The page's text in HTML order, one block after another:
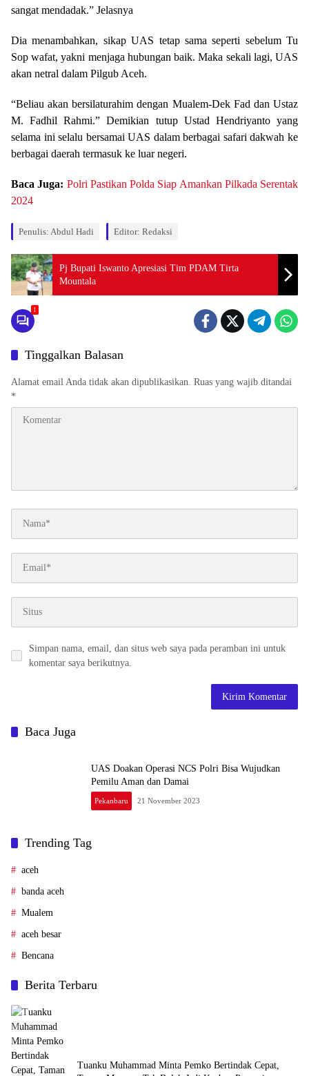
sangat mendadak.” Jelasnya
Dia menambahkan, sikap UAS tetap sama seperti sebelum Tu
Sop wafat, yakni menjaga hubungan baik. Maka sekali lagi, UAS
akan netral dalam Pilgub Aceh.
“Beliau akan bersilaturahim dengan Mualem-Dek Fad dan Ustaz
M. Fadhil Rahmi.” Demikian tutup Ustad Hendriyanto yang
selama ini selalu bersamai UAS dalam berbagai safari dakwah ke
berbagai daerah termasuk ke luar negeri.
Baca Juga: Polri Pastikan Polda Siap Amankan Pilkada Serentak
2024
Penulis: Abdul Hadi Editor: Redaksi
Pj Bupati Iswanto Apresiasi Tim PDAM Tirta
Mountala
1
Tinggalkan Balasan
Alamat email Anda tidak akan dipublikasikan. Ruas yang wajib ditandai
*
Simpan nama, email, dan situs web saya pada peramban ini untuk
komentar saya berikutnya.
Baca Juga
UAS Doakan Operasi NCS Polri Bisa Wujudkan
Pemilu Aman dan Damai
Pekanbaru 21 November 2023
Trending Tag
aceh
banda aceh
Mualem
aceh besar
Bencana
Berita Terbaru
Tuanku Muhammad Minta Pemko Bertindak Cepat,